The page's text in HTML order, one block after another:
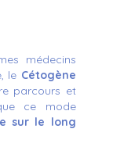
médecins
le Cétogène
parcours et
ce mode
sur le long